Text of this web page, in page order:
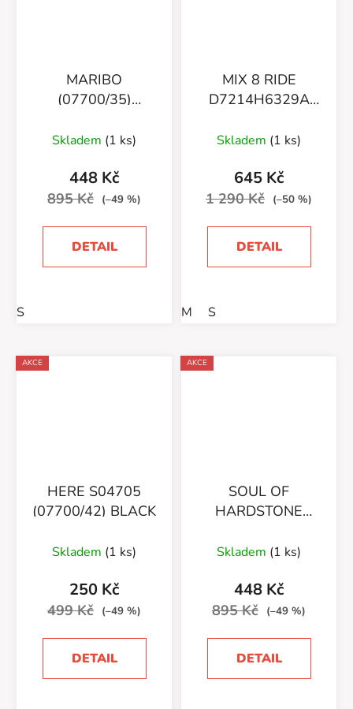
MARIBO
(07700/35)
Skladem (1 ks)
448 Kč
895 Kč (–49 %)
DETAIL
S
MIX 8 RIDE
D7214H6329A
Skladem (1 ks)
645 Kč
1 290 Kč (–50 %)
DETAIL
M S
AKCE
HERE S04705
(07700/42) BLACK
Skladem (1 ks)
250 Kč
499 Kč (–49 %)
DETAIL
AKCE
SOUL OF
HARDSTONE
Skladem (1 ks)
448 Kč
895 Kč (–49 %)
DETAIL